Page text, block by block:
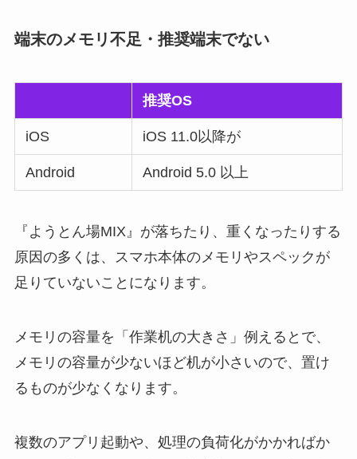
端末のメモリ不足・推奨端末でない
推奨OS
iOS iOS 11.0以降が
Android Android 5.0 以上
『ようとん場MIX』が落ちたり、重くなったりする
原因の多くは、スマホ本体のメモリやスペックが
足りていないことになります。
メモリの容量を「作業机の大きさ」例えるとで、
メモリの容量が少ないほど机が小さいので、置け
るものが少なくなります。
複数のアプリ起動や、処理の負荷化がかかればか